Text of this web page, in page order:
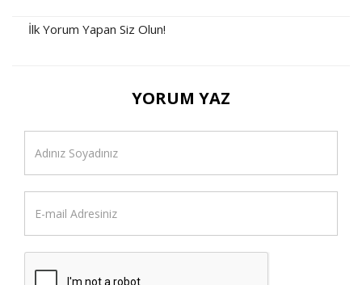
İlk Yorum Yapan Siz Olun!
YORUM YAZ